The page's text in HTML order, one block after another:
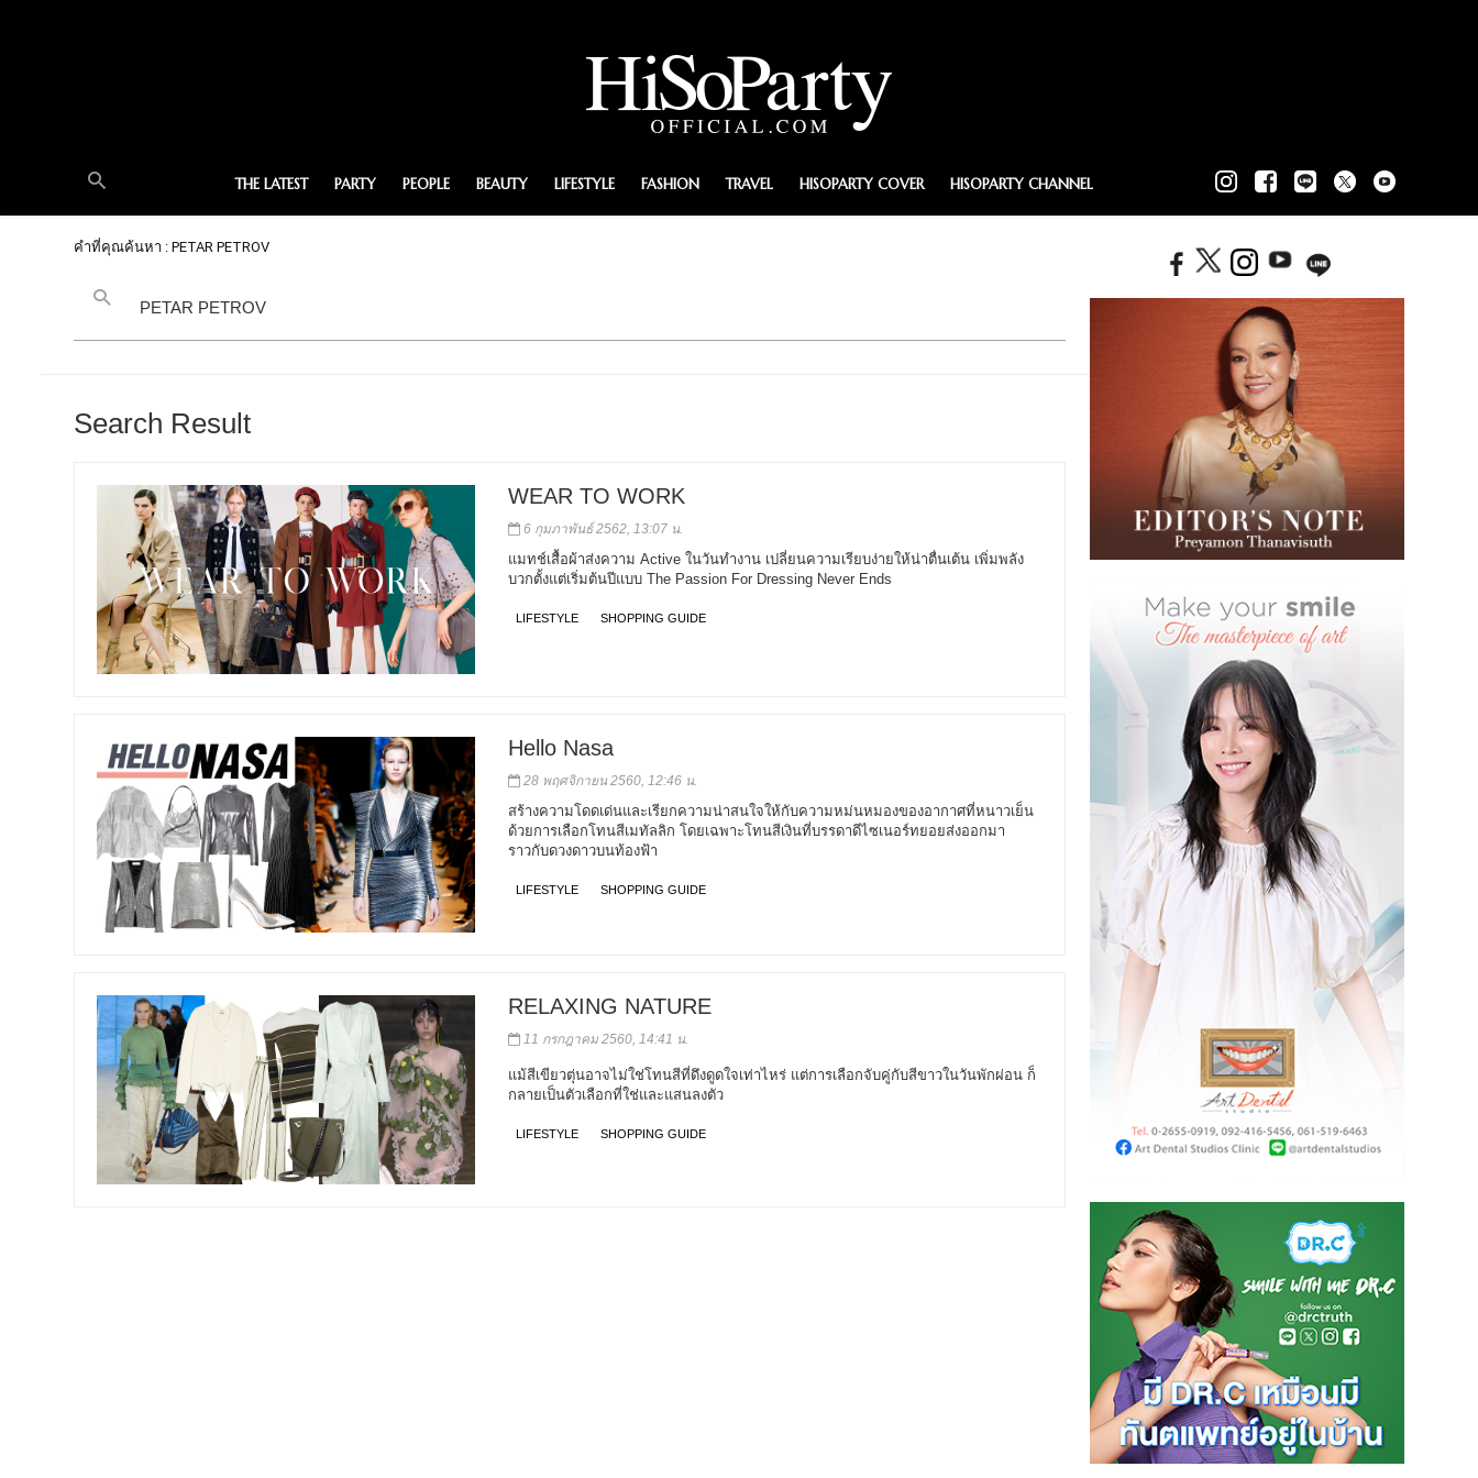
THE LATEST PARTY PEOPLE BEAUTY LIFESTYLE FASHION TRAVEL HISOPARTY COVER HISOPARTY CHANNEL
คำที่คุณค้นหา : PETAR PETROV
Search Result
WEAR TO WORK
6 กุมภาพันธ์ 2562, 13:07 น.
แมทช์เสื้อผ้าส่งความ Active ในวันทำงาน เปลี่ยนความเรียบง่ายให้น่าตื่นเต้น เพิ่มพลัง
บวกตั้งแต่เริ่มต้นปีแบบ The Passion For Dressing Never Ends
LIFESTYLE SHOPPING GUIDE
Hello Nasa
28 พฤศจิกายน 2560, 12:46 น.
สร้างความโดดเด่นและเรียกความน่าสนใจให้กับความหม่นหมองของอากาศที่หนาวเย็น
ด้วยการเลือกโทนสีเมทัลลิก โดยเฉพาะโทนสีเงินที่บรรดาดีไซเนอร์ทยอยส่งออกมา
ราวกับดวงดาวบนท้องฟ้า
LIFESTYLE SHOPPING GUIDE
RELAXING NATURE
11 กรกฎาคม 2560, 14:41 น.
แม้สีเขียวตุ่นอาจไม่ใช่โทนสีที่ดึงดูดใจเท่าไหร่ แต่การเลือกจับคู่กับสีขาวในวันพักผ่อน ก็
กลายเป็นตัวเลือกที่ใช่และแสนลงตัว
LIFESTYLE SHOPPING GUIDE